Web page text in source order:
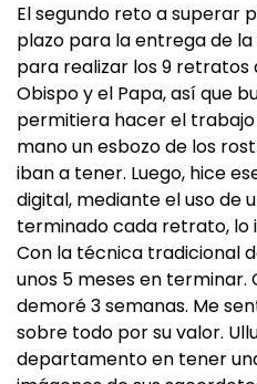
El segundo reto a superar
plazo para la entrega de
para realizar los 9 retratos
Obispo y el Papa, así que
permitiera hacer el trabajo
mano un esbozo de los
iban a tener. Luego, hice
digital, mediante el uso de
terminado cada retrato, lo
Con la técnica tradicional
unos 5 meses en terminar.
demoré 3 semanas. Me
sobre todo por su valor.
departamento en tener